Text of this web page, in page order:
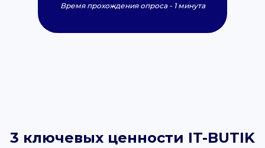
Время прохождения опроса - 1 минута
3 ключевых ценности IT-BUTIK